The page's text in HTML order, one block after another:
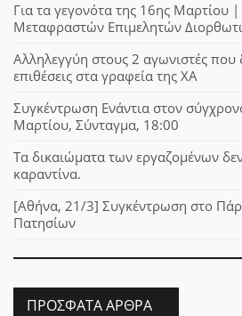
Για τα γεγονότα της 16ης Μαρτίου
Μεταφραστών Επιμελητών
Αλληλεγγύη στους 2 αγωνιστές που
επιθέσεις στα γραφεία της ΧΑ
Συγκέντρωση Ενάντια στον
Μαρτίου, Σύνταγμα, 18:00
Τα δικαιώματα των εργαζομένων
καραντίνα.
[Αθήνα, 21/3] Συγκέντρωση στο
Πατησίων
ΠΡΌΣΦΑΤΑ ΆΡΘΡΑ